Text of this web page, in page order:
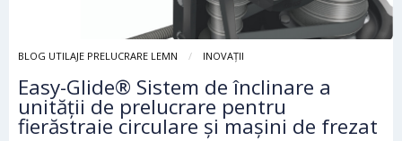
BLOG UTILAJE PRELUCRARE LEMN INOVAȚII
Easy-Glide® Sistem de înclinare a
unității de prelucrare pentru
fierăstraie circulare și mașini de frezat